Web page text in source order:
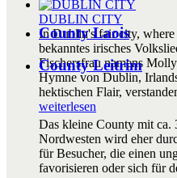
DUBLIN CITY
In Dublin's fair city, where
bekanntes irisches
Fischersfrau namens
Hymne von Dublin,
hektischen Flair,
weiterlesen
County Laois
County Leitrim
Das kleine County mit
Nordwesten wird eher
für Besucher, die einen
favorisieren oder sich für